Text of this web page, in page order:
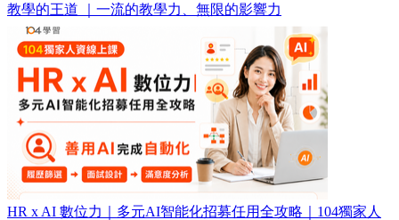
教學的王道 ｜一流的教學力、無限的影響力
HR x AI 數位力｜多元AI智能化招募任用全攻略｜104獨家人